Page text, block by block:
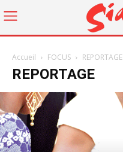
Accueil FOCUS REPORTAGE
REPORTAGE